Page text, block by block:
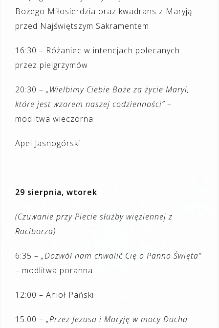
Bożego Miłosierdzia oraz kwadrans z Maryją
przed Najświętszym Sakramentem
16:30 – Różaniec w intencjach polecanych
przez pielgrzymów
20:30 – „Wielbimy Ciebie Boże za życie Maryi,
które jest wzorem naszej codzienności” –
modlitwa wieczorna
Apel Jasnogórski
29 sierpnia, wtorek
(Czuwanie przy Piecie służby więziennej z
Raciborza)
6:35 – „Dozwól nam chwalić Cię o Panno Święta”
– modlitwa poranna
12:00 – Anioł Pański
15:00 – „Przez Jezusa i Maryję w mocy Ducha